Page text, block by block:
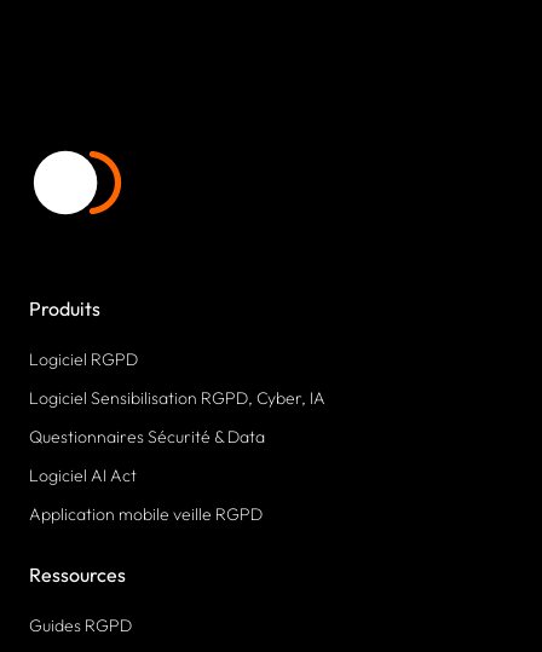
Produits
Logiciel RGPD
Logiciel Sensibilisation RGPD, Cyber, IA
Questionnaires Sécurité & Data
Logiciel AI Act
Application mobile veille RGPD
Ressources
Guides RGPD